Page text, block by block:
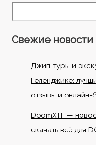
Свежие новости
Джип-туры и
Геленджике:
отзывы и
DoomXTF —
скачать всё для